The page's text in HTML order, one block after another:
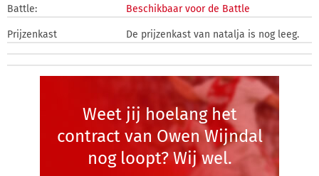
Battle: Beschikbaar voor de Battle
Prijzenkast De prijzenkast van natalja is nog leeg.
Weet jij hoelang het
contract van Owen Wijndal
nog loopt? Wij wel.